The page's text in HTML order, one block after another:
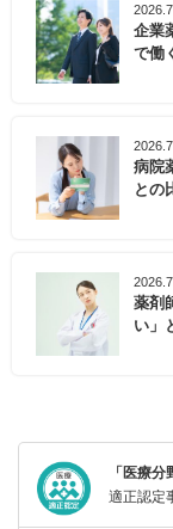
企業
で働
病院
との
薬剤
い」
「医療
適正認定